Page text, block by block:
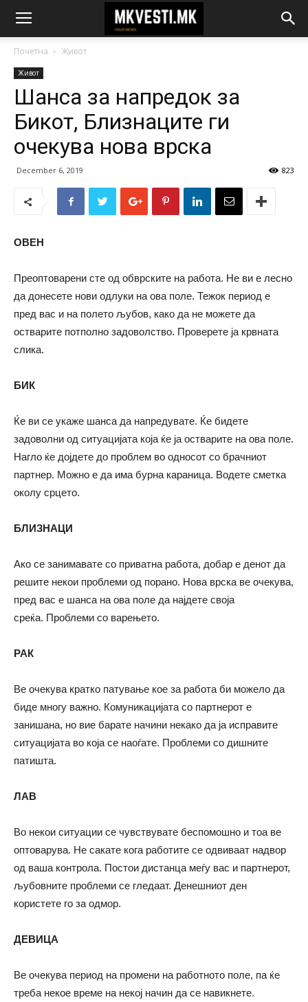
Почетна Живот
Живот
Шанса за напредок за
Бикот, Близнаците ги
очекува нова врска
December 6, 2019 823
ОВЕН
Преоптоварени сте од обврските на работа. Не ви е лесно
да донесете нови одлуки на ова поле. Тежок период е
пред вас и на полето љубов, како да не можете да
остварите потполно задоволство. Проверете ја крвната
слика.
БИК
Ќе ви се укаже шанса да напредувате. Ќе бидете
задоволни од ситуацијата која ќе ја остварите на ова поле.
Нагло ќе дојдете до проблем во односот со брачниот
партнер. Можно е да има бурна караница. Водете сметка
околу срцето.
БЛИЗНАЦИ
Ако се занимавате со приватна работа, добар е денот да
решите некои проблеми од порано. Нова врска ве очекува,
пред вас е шанса на ова поле да најдете своја
среќа. Проблеми со варењето.
РАК
Ве очекува кратко патување кое за работа би можело да
биде многу важно. Комуникацијата со партнерот е
занишана, но вие барате начини некако да ја исправите
ситуацијата во која се наоѓате. Проблеми со дишните
патишта.
ЛАВ
Во некои ситуации се чувствувате беспомошно и тоа ве
оптоварува. Не сакате кога работите се одвиваат надвор
од ваша контрола. Постои дистанца меѓу вас и партнерот,
љубовните проблеми се гледаат. Денешниот ден
користете го за одмор.
ДЕВИЦА
Ве очекува период на промени на работното поле, па ќе
треба некое време на некој начин да се навикнете.